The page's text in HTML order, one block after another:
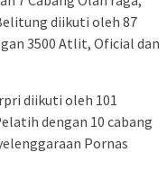
diikuti oleh 87
3500 Atlit, Oficial dan
diikuti oleh 101
dengan 10 cabang
Pornas